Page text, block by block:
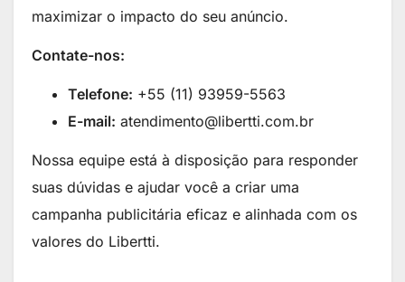
maximizar o impacto do seu anúncio.
Contate-nos:
Telefone: +55 (11) 93959-5563
E-mail: atendimento@libertti.com.br
Nossa equipe está à disposição para responder
suas dúvidas e ajudar você a criar uma
campanha publicitária eficaz e alinhada com os
valores do Libertti.